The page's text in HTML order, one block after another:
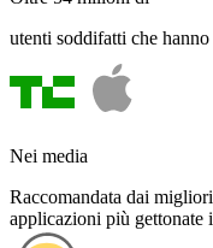
utenti soddifatti che
Nei media
Raccomandata dai
applicazioni più gettonate